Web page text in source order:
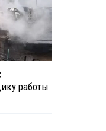
работы